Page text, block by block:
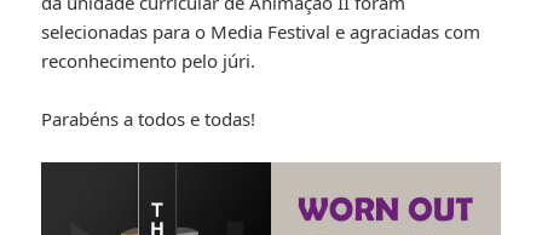
selecionadas para o Media Festival e agraciadas com
reconhecimento pelo júri.
Parabéns a todos e todas!